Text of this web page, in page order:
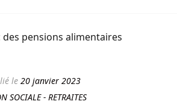
le 20 janvier 2023
SOCIALE - RETRAITES